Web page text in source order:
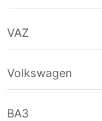
VAZ
Volkswagen
ВАЗ